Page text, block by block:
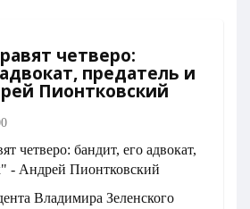
четверо:
предатель и
Пионтковский
Владимира Зеленского